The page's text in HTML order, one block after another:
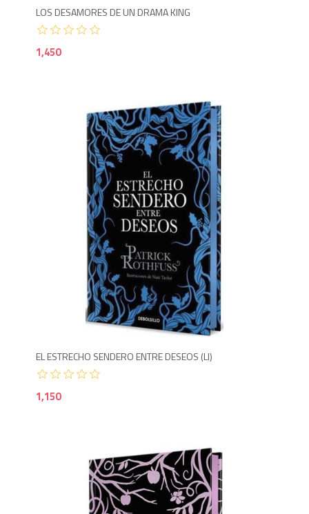
LOS DESAMORES DE UN DRAMA KING
1,450
EL ESTRECHO SENDERO ENTRE DESEOS (LI)
1,150